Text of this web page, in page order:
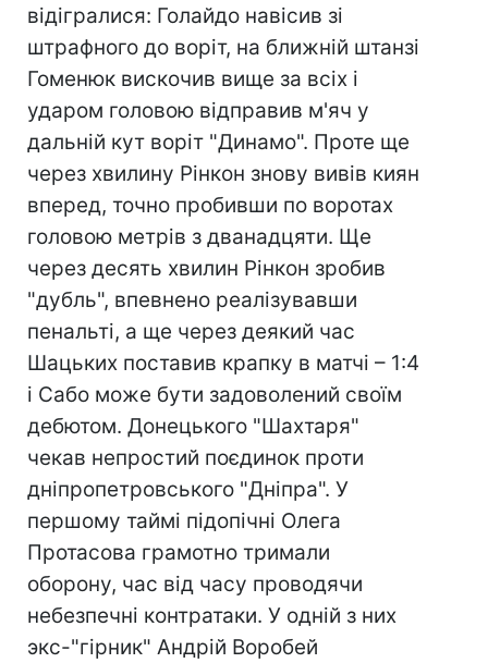
відігралися: Голайдо навісив зі
штрафного до воріт, на ближній штанзі
Гоменюк вискочив вище за всіх і
ударом головою відправив м'яч у
дальній кут воріт "Динамо". Проте ще
через хвилину Рінкон знову вивів киян
вперед, точно пробивши по воротах
головою метрів з дванадцяти. Ще
через десять хвилин Рінкон зробив
"дубль", впевнено реалізувавши
пенальті, а ще через деякий час
Шацьких поставив крапку в матчі – 1:4
і Сабо може бути задоволений своїм
дебютом. Донецького "Шахтаря"
чекав непростий поєдинок проти
дніпропетровського "Дніпра". У
першому таймі підопічні Олега
Протасова грамотно тримали
оборону, час від часу проводячи
небезпечні контратаки. У одній з них
экс-"гірник" Андрій Воробей